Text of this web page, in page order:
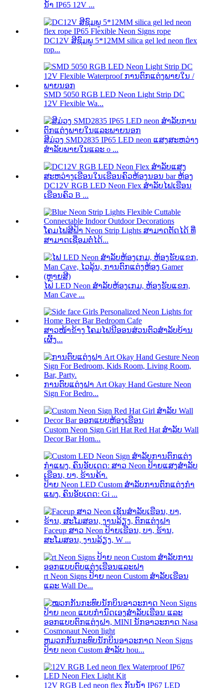
ນ້ໍາ IP65 12V ...
DC12V ສີຊົມພູ 5*12MM silica gel led neon flex
rop...
SMD 5050 RGB LED Neon Light Strip DC
12V Flexible Wa...
ສີມ່ວງ SMD2835 IP65 LED neon ແສງສະຫວ່າງ
ສໍາລັບພາຍໃນແລະ o ...
DC12V RGB LED Neon Flex ສໍາລັບໄຟເຮືອນ
ເຮືອນຄົວ B ...
ໂຄມໄຟສີຟ້າ Neon Strip Lights ສາມາດຕັດໄດ້ ທີ່
ສາມາດເຊື່ອມຕໍ່ໄດ້...
ໄຟ LED Neon ສໍາລັບຫ້ອງເກມ, ຫ້ອງຮັບແຂກ,
Man Cave ...
ສາວໜ້າຂ້າງ ໂຄມໄຟນີອອນສ່ວນຕົວສຳລັບບ້ານ
ເຜິ້ງ...
ການຕົບແຕ່ງຝາ Art Okay Hand Gesture Neon
Sign For Bedro...
Custom Neon Sign Girl Hat Red Hat ສໍາລັບ Wall
Decor Bar Hom...
ປ້າຍ Neon LED Custom ສໍາລັບການຕົກແຕ່ງກໍາ
ແພງ, ຄົນອັບເດດ: Gi ...
Faceup ສາວ Neon ປ້າຍເຮືອນ, ບາ, ຮ້ານ,
ສະໂມສອນ, ງານລ້ຽງ, W ...
rt Neon Signs ປ້າຍ neon Custom ສໍາລັບເຮືອນ
ແລະ Wall De...
ຫມວກກັນກະທົບນັກບິນອາວະກາດ Neon Signs
ປ້າຍ neon Custom ສໍາລັບ hou...
12V RGB Led neon flex ກັນນ້ໍາ IP67 LED